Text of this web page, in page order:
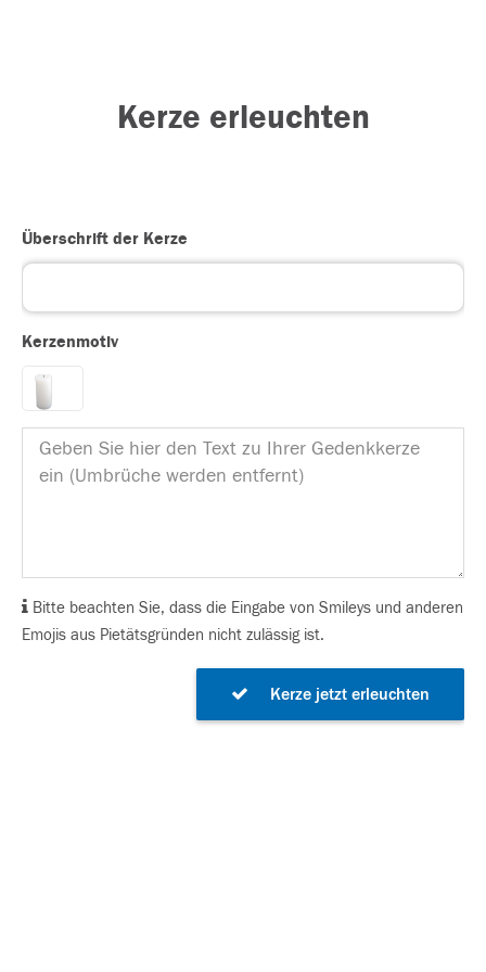
Kerze erleuchten
Überschrift der Kerze
Kerzenmotiv
Bitte beachten Sie, dass die Eingabe von Smileys und anderen
Emojis aus Pietätsgründen nicht zulässig ist.
Kerze jetzt erleuchten